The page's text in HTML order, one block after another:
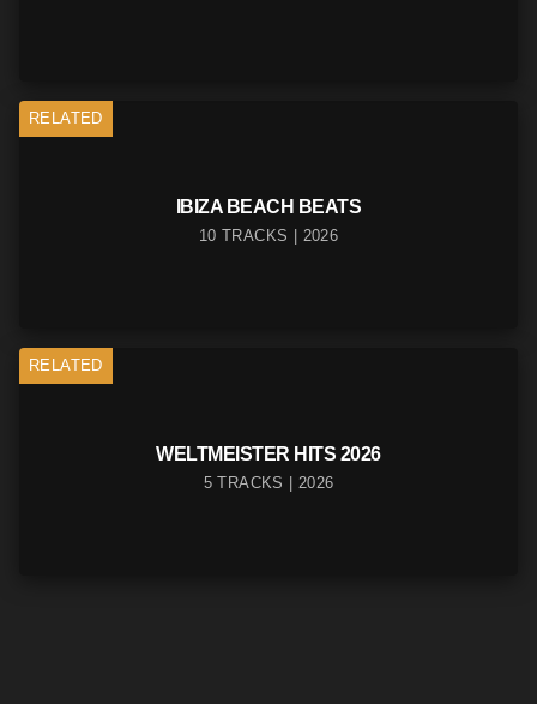
RELATED
IBIZA BEACH BEATS
10 TRACKS | 2026
RELATED
WELTMEISTER HITS 2026
5 TRACKS | 2026